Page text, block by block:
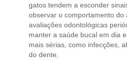
gatos tendem a esconder
observar o comportamento do
avaliações odontológicas
manter a saúde bucal em dia
mais sérias, como infecções,
do dente.